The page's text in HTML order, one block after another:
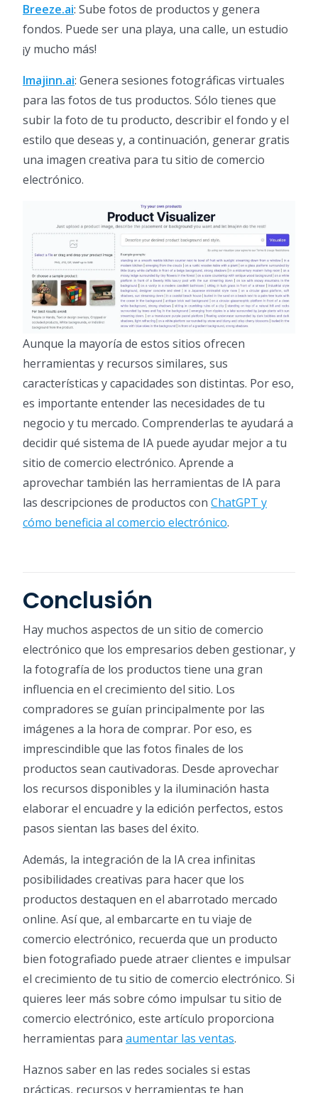
Breeze.ai: Sube fotos de productos y genera
fondos. Puede ser una playa, una calle, un estudio
¡y mucho más!
Imajinn.ai: Genera sesiones fotográficas virtuales
para las fotos de tus productos. Sólo tienes que
subir la foto de tu producto, describir el fondo y el
estilo que deseas y, a continuación, generar gratis
una imagen creativa para tu sitio de comercio
electrónico.
Aunque la mayoría de estos sitios ofrecen
herramientas y recursos similares, sus
características y capacidades son distintas. Por eso,
es importante entender las necesidades de tu
negocio y tu mercado. Comprenderlas te ayudará a
decidir qué sistema de IA puede ayudar mejor a tu
sitio de comercio electrónico. Aprende a
aprovechar también las herramientas de IA para
las descripciones de productos con ChatGPT y
cómo beneficia al comercio electrónico.
Conclusión
Hay muchos aspectos de un sitio de comercio
electrónico que los empresarios deben gestionar, y
la fotografía de los productos tiene una gran
influencia en el crecimiento del sitio. Los
compradores se guían principalmente por las
imágenes a la hora de comprar. Por eso, es
imprescindible que las fotos finales de los
productos sean cautivadoras. Desde aprovechar
los recursos disponibles y la iluminación hasta
elaborar el encuadre y la edición perfectos, estos
pasos sientan las bases del éxito.
Además, la integración de la IA crea infinitas
posibilidades creativas para hacer que los
productos destaquen en el abarrotado mercado
online. Así que, al embarcarte en tu viaje de
comercio electrónico, recuerda que un producto
bien fotografiado puede atraer clientes e impulsar
el crecimiento de tu sitio de comercio electrónico. Si
quieres leer más sobre cómo impulsar tu sitio de
comercio electrónico, este artículo proporciona
herramientas para aumentar las ventas.
Haznos saber en las redes sociales si estas
prácticas, recursos y herramientas te han